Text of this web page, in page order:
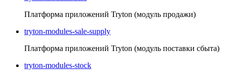
Платформа приложений Tryton (модуль продажи)
tryton-modules-sale-supply
Платформа приложений Tryton (модуль поставки сбыта)
tryton-modules-stock